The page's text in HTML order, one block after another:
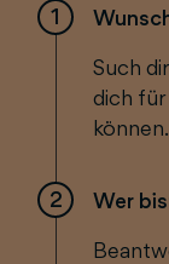
1
Such
dich für
können.
2
Wer